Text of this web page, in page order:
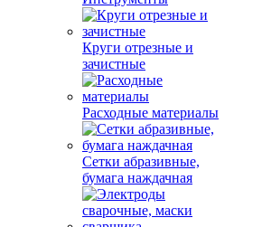
Круги отрезные и
зачистные
Расходные материалы
Сетки абразивные,
бумага наждачная